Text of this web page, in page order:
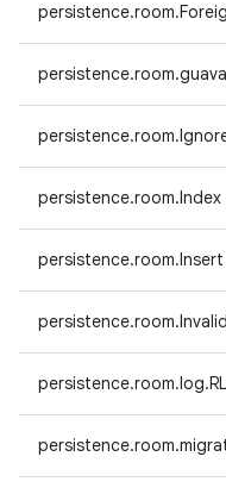
persistence.room.Index
persistence.room.Insert